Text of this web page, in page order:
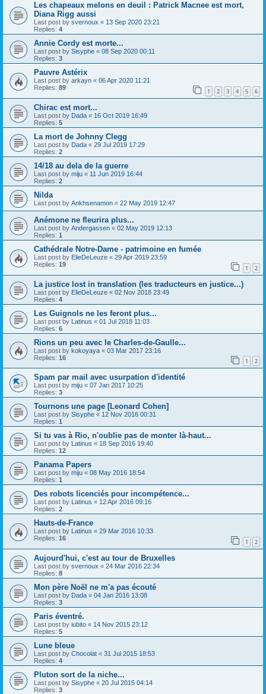
Les chapeaux melons en deuil : Patrick Macnee est mort,
Diana Rigg aussi
Last post by svernoux « 13 Sep 2020 23:21
Replies: 4
Annie Cordy est morte...
Last post by Sisyphe « 08 Sep 2020 00:11
Replies: 3
Pauvre Astérix
Last post by arkayn « 06 Apr 2020 11:21
Replies: 89 1 2 3 4 5 6
Chirac est mort...
Last post by Dada « 16 Oct 2019 16:49
Replies: 5
La mort de Johnny Clegg
Last post by Dada « 29 Jul 2019 17:29
Replies: 2
14/18 au dela de la guerre
Last post by miju « 11 Jun 2019 16:44
Replies: 2
Nilda
Last post by Ankhsenamon « 22 May 2019 12:47
Anémone ne fleurira plus...
Last post by Andergassen « 02 May 2019 12:13
Replies: 1
Cathédrale Notre-Dame - patrimoine en fumée
Last post by ElieDeLeuze « 29 Apr 2019 23:59
Replies: 19 1 2
La justice lost in translation (les traducteurs en justice...)
Last post by ElieDeLeuze « 02 Nov 2018 23:49
Replies: 4
Les Guignols ne les feront plus...
Last post by Latinus « 01 Jul 2018 11:03
Replies: 6
Rions un peu avec le Charles-de-Gaulle...
Last post by kokoyaya « 03 Mar 2017 23:16
Replies: 16 1 2
Spam par mail avec usurpation d'identité
Last post by miju « 07 Jan 2017 10:25
Replies: 3
Tournons une page [Leonard Cohen]
Last post by Sisyphe « 12 Nov 2016 00:31
Replies: 1
Si tu vas à Rio, n'oublie pas de monter là-haut...
Last post by Latinus « 18 Sep 2016 19:40
Replies: 12
Panama Papers
Last post by miju « 08 May 2016 18:54
Replies: 1
Des robots licenciés pour incompétence...
Last post by Latinus « 12 Apr 2016 09:16
Replies: 2
Hauts-de-France
Last post by Latinus « 29 Mar 2016 10:33
Replies: 16 1 2
Aujourd'hui, c'est au tour de Bruxelles
Last post by svernoux « 24 Mar 2016 22:34
Replies: 8
Mon père Noël ne m'a pas écouté
Last post by Dada « 04 Jan 2016 13:08
Replies: 3
Paris éventré.
Last post by iubito « 14 Nov 2015 23:12
Replies: 5
Lune bleue
Last post by Chocolat « 31 Jul 2015 18:53
Replies: 4
Pluton sort de la niche...
Last post by Sisyphe « 20 Jul 2015 04:14
Replies: 3